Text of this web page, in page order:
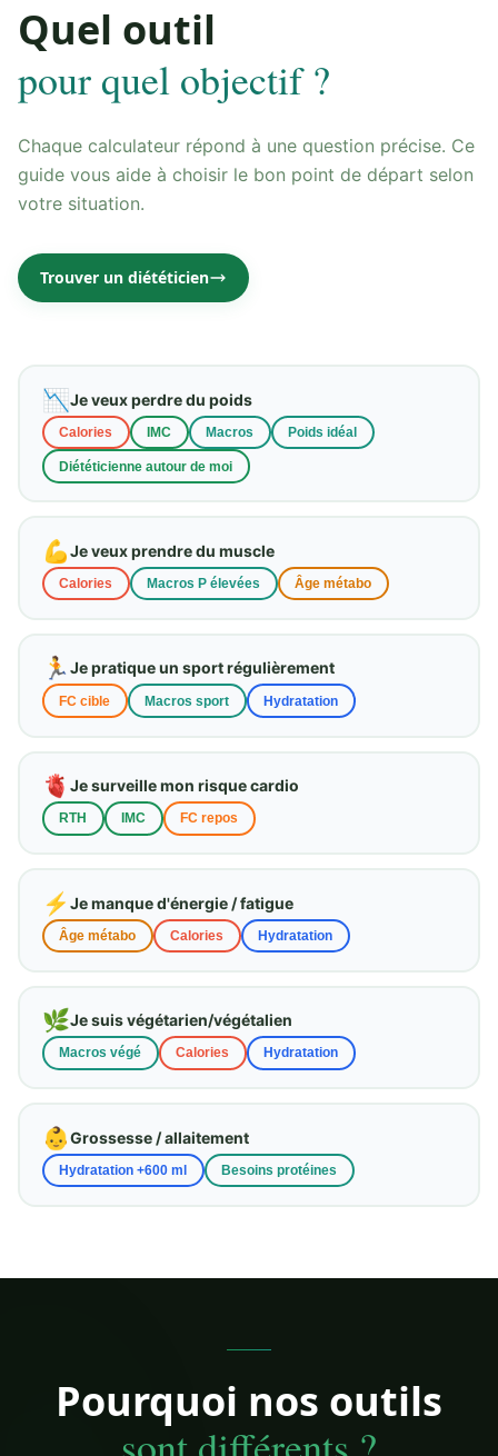
Quel outil
pour quel objectif ?
Chaque calculateur répond à une question précise. Ce
guide vous aide à choisir le bon point de départ selon
votre situation.
Trouver un diététicien
📉Je veux perdre du poids
Calories IMC Macros Poids idéal
Diététicienne autour de moi
💪Je veux prendre du muscle
Calories Macros P élevées Âge métabo
🏃 Je pratique un sport régulièrement
FC cible Macros sport Hydratation
🫀 Je surveille mon risque cardio
RTH IMC FC repos
⚡ Je manque d'énergie / fatigue
Âge métabo Calories Hydratation
🌿Je suis végétarien/végétalien
Macros végé Calories Hydratation
👶Grossesse / allaitement
Hydratation +600 ml Besoins protéines
Pourquoi nos outils